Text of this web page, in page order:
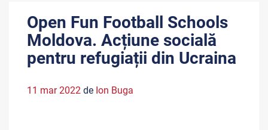
Open Fun Football Schools
Moldova. Acțiune socială
pentru refugiații din Ucraina
11 mar 2022 de Ion Buga